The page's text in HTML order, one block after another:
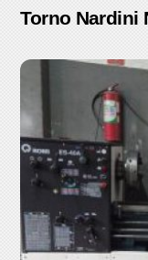
Torno Nardini